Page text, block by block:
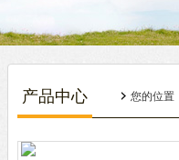
产品中心 您的位置